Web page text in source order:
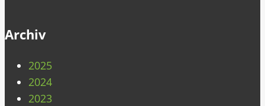
Archiv
2025
2024
2023